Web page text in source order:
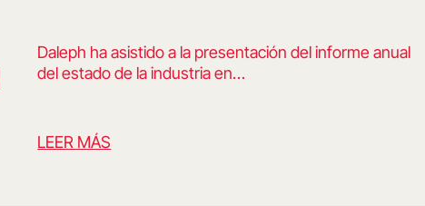
Daleph ha asistido a la presentación del informe anual
del estado de la industria en…
LEER MÁS